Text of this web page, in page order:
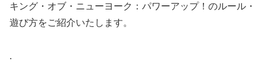
キング・オブ・ニューヨーク：パワーアップ！のルール・
遊び方をご紹介いたします。
.